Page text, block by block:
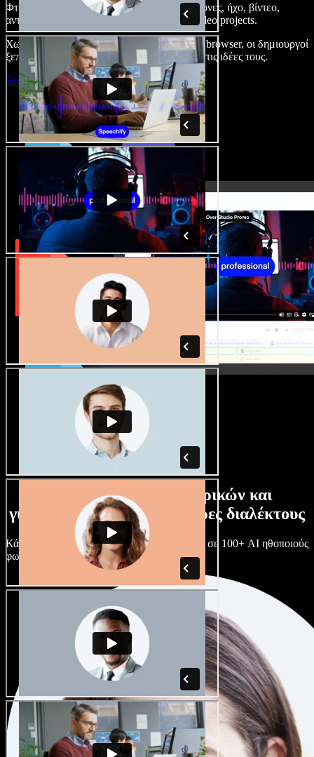
Φτιάξτε voice overs, προσθέστε δωρεάν εικόνες, ήχο, βίντεο,
αντιγραφή φωνής – ολοκληρωμένα audio/video projects.
Χωρίς καμπύλη εκμάθησης και με όλα στον browser, οι δημιουργοί
ξεπερνούν τα κλασικά όρια και δίνουν ζωή στις ιδέες τους.
Ξεκινήστε με το Studio
Τεράστια συλλογή ανδρικών και
γυναικείων φωνών με άπειρες διαλέκτους
Κάθε έργο είναι μοναδικό. Διάλεξε ανάμεσα σε 100+ AI ηθοποιούς
φωνής & διαλέκτους και κάν’ τους όπως θες.